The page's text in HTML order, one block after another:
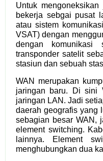
Untuk
bekerja sebgai pusat
atau sistem
VSAT) dengan
dengan komunikasi
transponder satelit
stasiun dan sebuah
WAN merupakan
jaringan baru. Di sini
jaringan LAN. Jadi
daerah geografis yang
sebagian besar WAN,
element switching.
lainnya. Element
menghubungkan dua